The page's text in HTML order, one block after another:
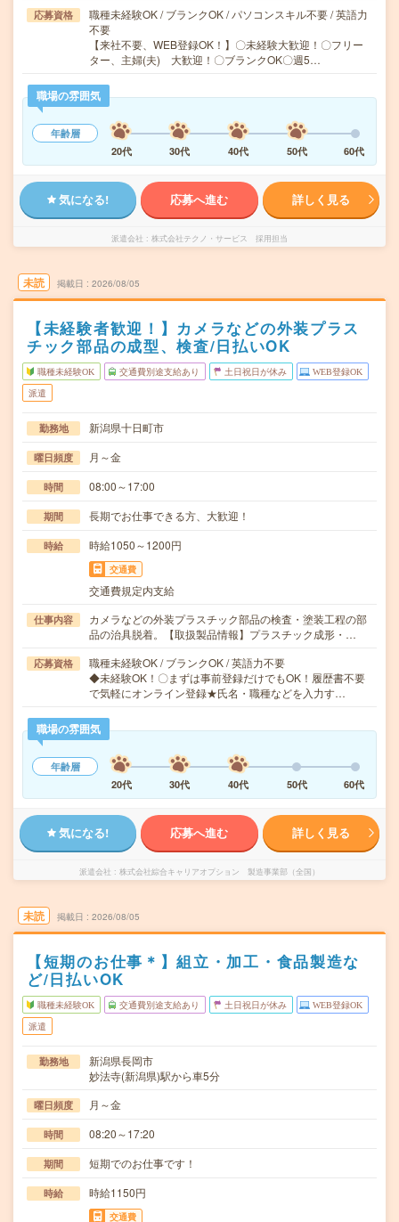
応募資格
職種未経験OK / ブランクOK / パソコンスキル不要 / 英語力
不要
【来社不要、WEB登録OK！】〇未経験大歓迎！〇フリー
ター、主婦(夫) 大歓迎！〇ブランクOK〇週5…
職場の雰囲気
年齢層
20代
30代 40代 50代 60代
気になる! 応募へ進む 詳しく見る
派遣会社 株式会社テクノ・サービス 採用担当
未読 掲載日 2026/08/05
【未経験者歓迎！】カメラなどの外装プラス
チック部品の成型、検査/日払いOK
職種未経験OK 交通費別途支給あり 土日祝日が休み WEB登録OK
派遣
勤務地 新潟県十日町市
曜日頻度 月～金
時間 08:00～17:00
期間 長期でお仕事できる方、大歓迎！
時給 時給1050～1200円
交通費
交通費規定内支給
仕事内容
カメラなどの外装プラスチック部品の検査・塗装工程の部
品の治具脱着。【取扱製品情報】プラスチック成形・…
応募資格
職種未経験OK / ブランクOK / 英語力不要
◆未経験OK！〇まずは事前登録だけでもOK！履歴書不要
で気軽にオンライン登録★氏名・職種などを入力す…
職場の雰囲気
年齢層
20代
30代 40代 50代 60代
気になる! 応募へ進む 詳しく見る
派遣会社 株式会社綜合キャリアオプション 製造事業部（全国）
未読 掲載日 2026/08/05
【短期のお仕事＊】組立・加工・食品製造な
ど/日払いOK
職種未経験OK 交通費別途支給あり 土日祝日が休み WEB登録OK
派遣
勤務地
新潟県長岡市
妙法寺(新潟県)駅から車5分
曜日頻度 月～金
時間 08:20～17:20
期間 短期でのお仕事です！
時給 時給1150円
交通費